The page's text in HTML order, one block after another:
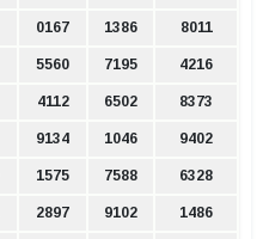
0167 1386 8011
5560 7195 4216
4112 6502 8373
9134 1046 9402
1575 7588 6328
2897 9102 1486